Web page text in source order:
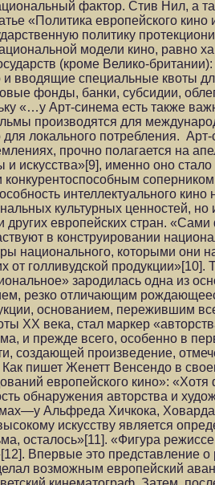
фактор. Стив Нил, а
«Политика европейского кино
политику
модели кино, равно
(кроме Велико-
и вводящие специальные квоты
фонды, банки, субсидии,
«…у Арт-синема есть также
производятся для
для локального потребления.
прочно полагается на
и искусства»[9], именно оно
интеллектуального кино
культурных ценностей, но
других европейских стран.
в конструировании
национального, которыми они
голливудской продукции»[10].
зародилась одна из
резко отличающим
основанием, пережившим
ХХ века, стал маркер
и прежде всего, особенно в
создающей произведение,
пишет Женетт Венсендо в
европейского кино»: «Хотя
обнаружения авторства и
Альфреда Хичкока,
искусству является
осталось»[11]. «Фигура
Впервые это представление
возможным европейский